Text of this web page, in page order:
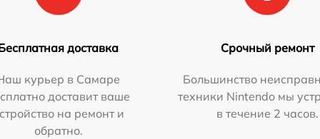
доставка
курьер в Самаре
доставит ваше
на ремонт и
обратно.
Срочный ремонт
Большинство
техники Nintendo мы
в течение 2 часов.